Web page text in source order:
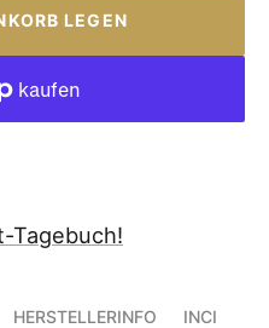
LEGEN
Tagebuch!
HERSTELLERINFO INCI